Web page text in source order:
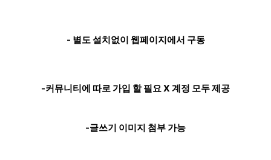
- 별도 설치없이 웹페이지에서 구동
-커뮤니티에 따로 가입 할 필요 X 계정 모두 제공
-글쓰기 이미지 첨부 가능